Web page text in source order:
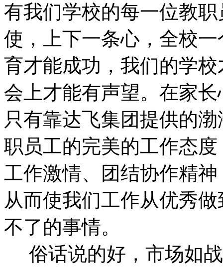
有我们学校的每一位教
使，上下一条心，全校
育才能成功，我们的学
会上才能有声望。在家
只有靠达飞集团提供的
职员工的完美的工作态
工作激情、团结协作精
从而使我们工作从优秀
不了的事情。
俗话说的好，市场如